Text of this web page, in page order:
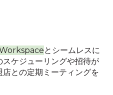
とシームレスに
ケジューリングや招待が
との定期ミーティングを